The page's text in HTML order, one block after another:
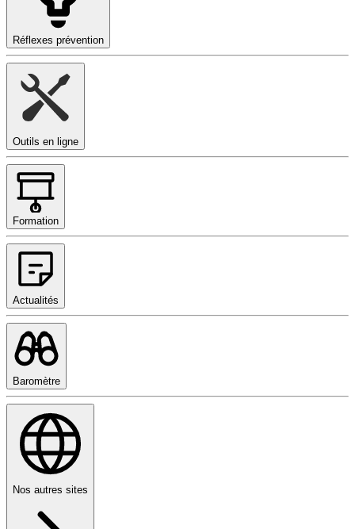
Réflexes prévention
Outils en ligne
Formation
Actualités
Baromètre
Nos autres sites